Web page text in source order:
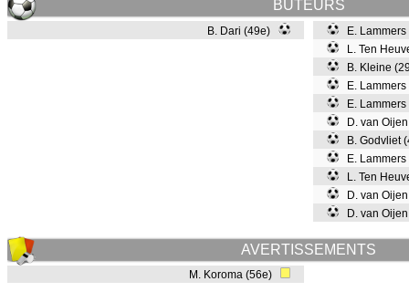
BUTEURS
B. Dari (49e)
E.
L. Ten
B. Kleine
E.
E.
D. van
B. Godvliet
E.
L. Ten
D. van
D. van
AVERTISSEMENTS
M. Koroma (56e)